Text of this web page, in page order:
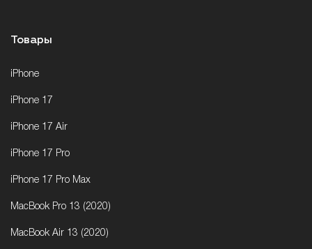
Товары
iPhone
iPhone 17
iPhone 17 Air
iPhone 17 Pro
iPhone 17 Pro Max
MacBook Pro 13 (2020)
MacBook Air 13 (2020)